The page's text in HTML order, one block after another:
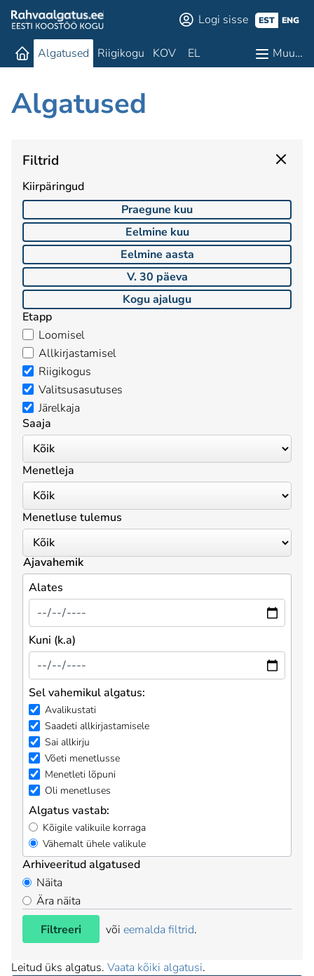
Logi sisse EST ENG
Algatused Riigikogu KOV EL Muu…
Algatused
Filtrid
Kiirpäringud
Praegune kuu
Eelmine kuu
Eelmine aasta
V. 30 päeva
Kogu ajalugu
Etapp
Loomisel
Allkirjastamisel
Riigikogus
Valitsusasutuses
Järelkaja
Saaja
Menetleja
Menetluse tulemus
Ajavahemik
Alates
Kuni (k.a)
Sel vahemikul algatus:
Avalikustati
Saadeti allkirjastamisele
Sai allkirju
Võeti menetlusse
Menetleti lõpuni
Oli menetluses
Algatus vastab:
Kõigile valikuile korraga
Vähemalt ühele valikule
Arhiveeritud algatused
Näita
Ära näita
Filtreeri
või eemalda filtrid.
Leitud üks algatus. Vaata kõiki algatusi.